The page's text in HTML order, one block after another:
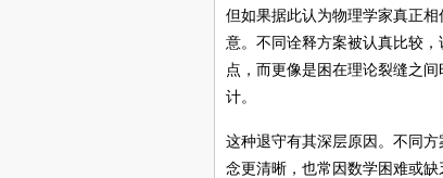
但如果据此认为物理学家真正
意。不同诠释方案被认真比较
点，而更像是困在理论裂缝之
计。
这种退守有其深层原因。不同
念更清晰，也常因数学困难或